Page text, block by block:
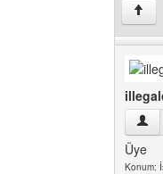
↑
Üye
Konum: